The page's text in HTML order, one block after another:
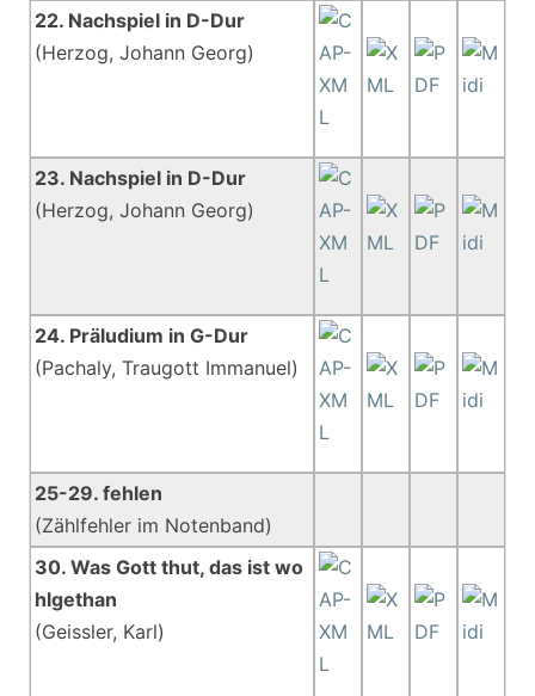
22. Nachspiel in D-Dur
(Herzog, Johann Georg)
23. Nachspiel in D-Dur
(Herzog, Johann Georg)
24. Präludium in G-Dur
(Pachaly, Traugott Immanuel)
25-29. fehlen
(Zählfehler im Notenband)
30. Was Gott thut, das ist wo
hlgethan
(Geissler, Karl)